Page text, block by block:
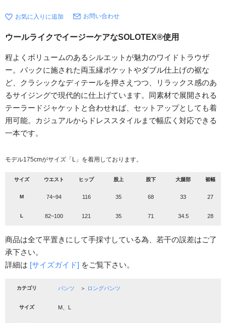
お問い合わせ
ウールライクでイージーケアなSOLOTEX®使用
程よくボリュームのあるシルエットが魅力のワイドトラウザ
ー。バックに施された両玉縁ポケットやダブル仕上げの裾な
ど、クラシックなディテールを押さえつつ、リラックス感のあ
るサイジングで現代的に仕上げています。同素材で展開される
テーラードジャケットと合わせれば、セットアップとしても着
用可能。カジュアルからドレススタイルまで幅広く対応できる
一本です。
モデル175cmがサイズ「L」を着用しております。
サイズ ウエスト ヒップ 股上 股下 大腿部 裾幅
M 74~94 116 35 68 33 27
L 82~100 121 35 71 34.5 28
商品は全て平置きにして手採寸している為、若干の誤差はご了
承下さい。
詳細は [サイズガイド] をご覧下さい。
カテゴリ パンツ ＞ ロングパンツ
サイズ M、L